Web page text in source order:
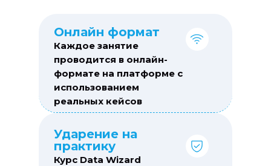
Ударение на
практику
Курс Data Wizard
Онлайн формат
Каждое занятие
проводится в онлайн-
формате на платформе с
использованием
реальных кейсов